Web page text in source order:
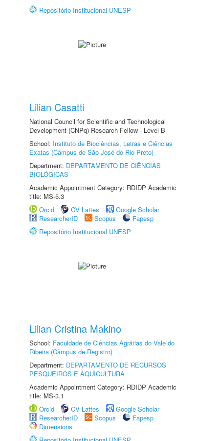
Repositório Institucional UNESP
Lilian Casatti
National Council for Scientific and Technological
Development (CNPq) Research Fellow - Level B
School: Instituto de Biociências, Letras e Ciências
Exatas (Câmpus de São José do Rio Preto)
Department: DEPARTAMENTO DE CIÊNCIAS
BIOLÓGICAS
Academic Appointment Category: RDIDP Academic
title: MS-5.3
Orcid
CV Lattes
Google Scholar
ResearcherID
Scopus
Fapesp
Repositório Institucional UNESP
Lilian Cristina Makino
School: Faculdade de Ciências Agrárias do Vale do
Ribeira (Câmpus de Registro)
Department: DEPARTAMENTO DE RECURSOS
PESQUEIROS E AQUICULTURA
Academic Appointment Category: RDIDP Academic
title: MS-3.1
Orcid
CV Lattes
Google Scholar
ResearcherID
Scopus
Fapesp
Dimensions